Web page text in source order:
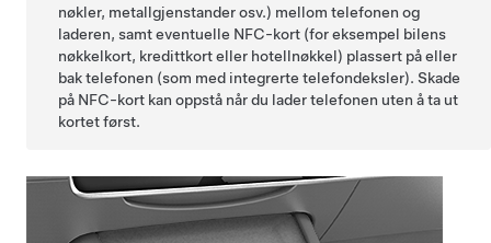
nøkler, metallgjenstander osv.) mellom telefonen og
laderen, samt eventuelle NFC-kort (for eksempel bilens
nøkkelkort, kredittkort eller hotellnøkkel) plassert på eller
bak telefonen (som med integrerte telefondeksler). Skade
på NFC-kort kan oppstå når du lader telefonen uten å ta ut
kortet først.